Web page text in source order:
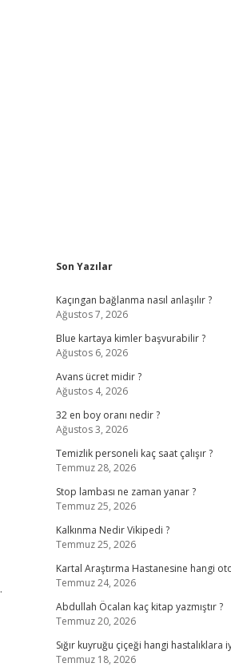
Sidebar
Son Yazılar
Kaçıngan bağlanma nasıl anlaşılır ?
Ağustos 7, 2026
Blue kartaya kimler başvurabilir ?
Ağustos 6, 2026
Avans ücret midir ?
Ağustos 4, 2026
32 en boy oranı nedir ?
Ağustos 3, 2026
Temizlik personeli kaç saat çalışır ?
Temmuz 28, 2026
Stop lambası ne zaman yanar ?
Temmuz 25, 2026
Kalkınma Nedir Vikipedi ?
Temmuz 25, 2026
Kartal Araştırma Hastanesine hangi
Temmuz 24, 2026
Abdullah Öcalan kaç kitap yazmıştır ?
Temmuz 20, 2026
Sığır kuyruğu çiçeği hangi hastalıklara
Temmuz 18, 2026